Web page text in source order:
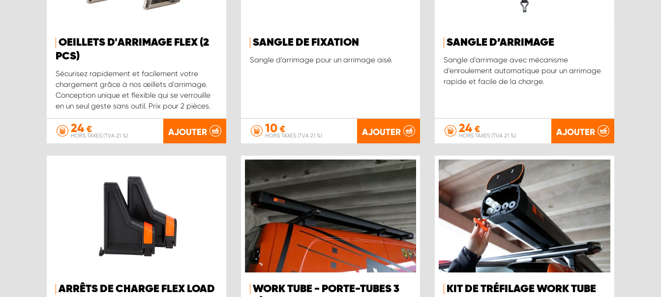
OEILLETS D'ARRIMAGE FLEX (2
PCS)
Sécurisez rapidement et facilement votre
chargement grâce à nos œillets d'arrimage.
Conception unique et flexible qui se verrouille
en un seul geste sans outil. Prix pour 2 pièces.
24 €
HORS TAXES (TVA 21 %) AJOUTER
SANGLE DE FIXATION
Sangle d’arrimage pour un arrimage aisé.
10€
HORS TAXES (TVA 21 %) AJOUTER
SANGLE D’ARRIMAGE
Sangle d'arrimage avec mécanisme
d'enroulement automatique pour un arrimage
rapide et facile de la charge.
24 €
HORS TAXES (TVA 21 %) AJOUTER
ARRÊTS DE CHARGE FLEX LOAD
WORK TUBE - PORTE-TUBES 3
KIT DE TRÉFILAGE WORK TUBE